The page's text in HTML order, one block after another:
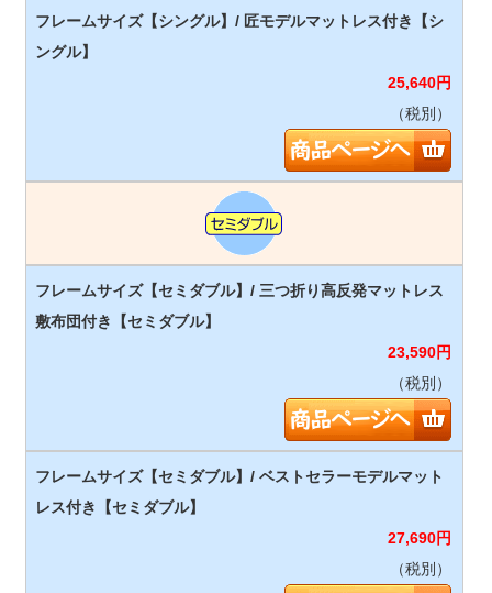
25,640円
（税別）
23,590円
（税別）
27,690円
（税別）